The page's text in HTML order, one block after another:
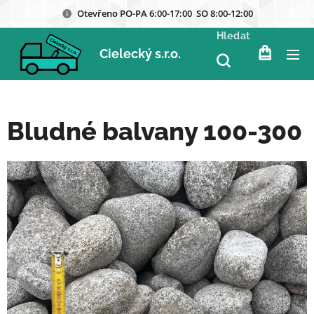
Otevřeno PO-PA 6:00-17:00 SO 8:00-12:00
Cielecký s.r.o.
Hledat
Bludné balvany 100-300